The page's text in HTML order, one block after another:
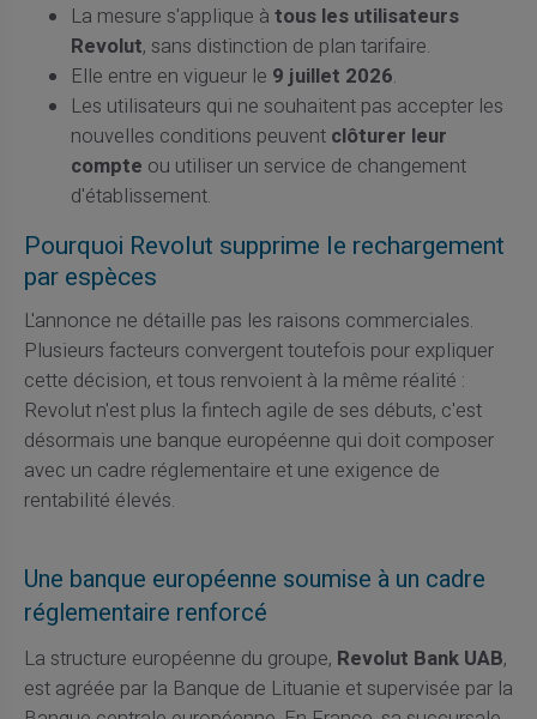
La mesure s'applique à tous les utilisateurs
Revolut, sans distinction de plan tarifaire.
Elle entre en vigueur le 9 juillet 2026.
Les utilisateurs qui ne souhaitent pas accepter les
nouvelles conditions peuvent clôturer leur
compte ou utiliser un service de changement
d'établissement.
Pourquoi Revolut supprime le rechargement
par espèces
L'annonce ne détaille pas les raisons commerciales.
Plusieurs facteurs convergent toutefois pour expliquer
cette décision, et tous renvoient à la même réalité :
Revolut n'est plus la fintech agile de ses débuts, c'est
désormais une banque européenne qui doit composer
avec un cadre réglementaire et une exigence de
rentabilité élevés.
Une banque européenne soumise à un cadre
réglementaire renforcé
La structure européenne du groupe, Revolut Bank UAB,
est agréée par la Banque de Lituanie et supervisée par la